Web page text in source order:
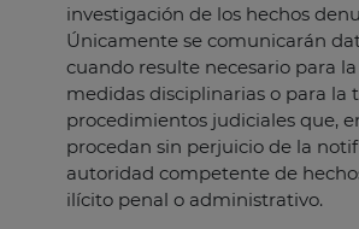
investigación de los hechos
Únicamente se comunicarán
cuando resulte necesario para
medidas disciplinarias o para la
procedimientos judiciales que,
procedan sin perjuicio de la
autoridad competente de
ilícito penal o administrativo.